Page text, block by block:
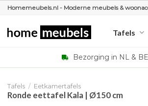
Ga
inhoud
Homemeubels.nl - Moderne meubels &
Tafels
Bezorging in NL & BE
Tafels / Eetkamertafels
Ronde eettafel Kala | Ø150 cm